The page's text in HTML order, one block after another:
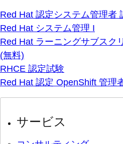
Red Hat 認定システム管理者
Red Hat システム管理 I
Red Hat ラーニングサブスク
(無料)
RHCE 認定試験
Red Hat 認定 OpenShift 管理
サービス